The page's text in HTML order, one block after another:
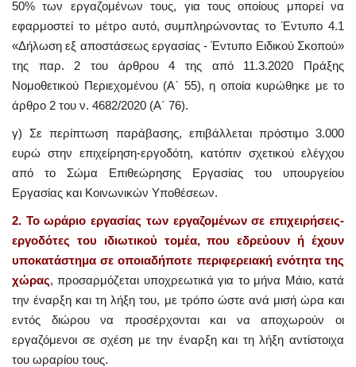
50% των εργαζομένων τους, για τους οποίους μπορεί να
εφαρμοστεί το μέτρο αυτό, συμπληρώνοντας το Έντυπο 4.1
«Δήλωση εξ αποστάσεως εργασίας - Έντυπο Ειδικού Σκοπού»
της παρ. 2 του άρθρου 4 της από 11.3.2020 Πράξης
Νομοθετικού Περιεχομένου (Α΄ 55), η οποία κυρώθηκε με το
άρθρο 2 του ν. 4682/2020 (Α΄ 76).
γ) Σε περίπτωση παράβασης, επιβάλλεται πρόστιμο 3.000
ευρώ στην επιχείρηση-εργοδότη, κατόπιν σχετικού ελέγχου
από το Σώμα Επιθεώρησης Εργασίας του υπουργείου
Εργασίας και Κοινωνικών Υποθέσεων.
2. Το ωράριο εργασίας των εργαζομένων σε επιχειρήσεις-
εργοδότες του ιδιωτικού τομέα, που εδρεύουν ή έχουν
υποκατάστημα σε οποιαδήποτε περιφερειακή ενότητα της
χώρας, προσαρμόζεται υποχρεωτικά για το μήνα Μάιο, κατά
την έναρξη και τη λήξη του, με τρόπο ώστε ανά μισή ώρα και
εντός διώρου να προσέρχονται και να αποχωρούν οι
εργαζόμενοι σε σχέση με την έναρξη και τη λήξη αντίστοιχα
του ωραρίου τους.